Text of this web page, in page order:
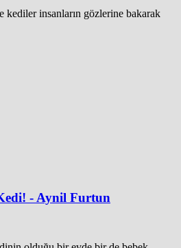
insanların gözlerine bakarak
- Aynil Furtun